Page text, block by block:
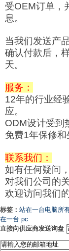
受OEM订单，
息。
当我们发送产
确认付款后，
天。
服务：
12年的行业经
应。
ODM设计受到
免费1年保修
联系我们：
如有任何疑问
对我们公司的
欢迎访问我们
标签： 站在一台电脑所
在一台 pc
直接向供应商发送询盘